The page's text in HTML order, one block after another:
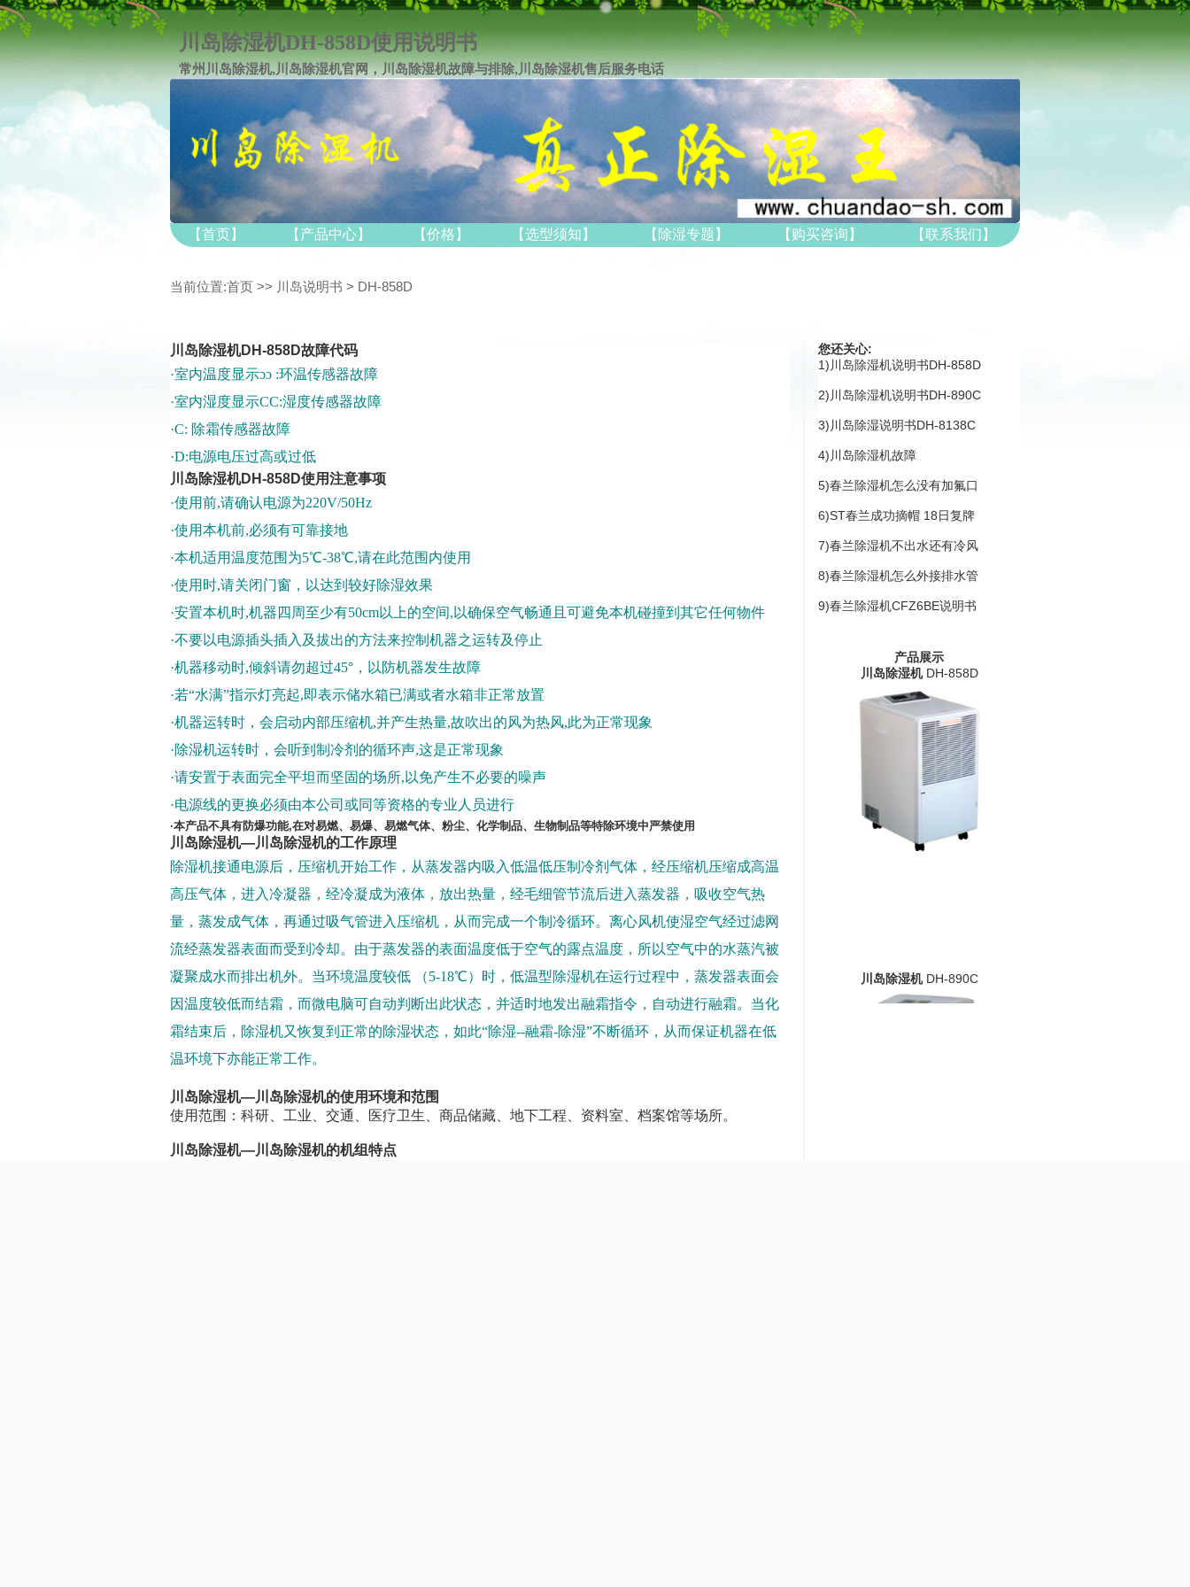
川岛除湿机DH-858D使用说明书
常州川岛除湿机,川岛除湿机官网，川岛除湿机故障与排除,川岛除湿机售后服务电话
【首页】 【产品中心】 【价格】 【选型须知】 【除湿专题】 【购买咨询】 【联系我们】
当前位置:首页 >> 川岛说明书 > DH-858D
川岛除湿机DH-858D故障代码
·室内温度显示ɔɔ :环温传感器故障
·室内湿度显示CC:湿度传感器故障
·C: 除霜传感器故障
·D:电源电压过高或过低
川岛除湿机DH-858D使用注意事项
·使用前,请确认电源为220V/50Hz
·使用本机前,必须有可靠接地
·本机适用温度范围为5℃-38℃,请在此范围内使用
·使用时,请关闭门窗，以达到较好除湿效果
·安置本机时,机器四周至少有50cm以上的空间,以确保空气畅通且可避免本机碰撞到其它任何物件
·不要以电源插头插入及拔出的方法来控制机器之运转及停止
·机器移动时,倾斜请勿超过45°，以防机器发生故障
·若“水满”指示灯亮起,即表示储水箱已满或者水箱非正常放置
·机器运转时，会启动内部压缩机,并产生热量,故吹出的风为热风,此为正常现象
·除湿机运转时，会听到制冷剂的循环声,这是正常现象
·请安置于表面完全平坦而坚固的场所,以免产生不必要的噪声
·电源线的更换必须由本公司或同等资格的专业人员进行
·本产品不具有防爆功能,在对易燃、易爆、易燃气体、粉尘、化学制品、生物制品等特除环境中严禁使用
川岛除湿机—川岛除湿机的工作原理
除湿机接通电源后，压缩机开始工作，从蒸发器内吸入低温低压制冷剂气体，经压缩机压缩成高温
高压气体，进入冷凝器，经冷凝成为液体，放出热量，经毛细管节流后进入蒸发器，吸收空气热
量，蒸发成气体，再通过吸气管进入压缩机，从而完成一个制冷循环。离心风机使湿空气经过滤网
流经蒸发器表面而受到冷却。由于蒸发器的表面温度低于空气的露点温度，所以空气中的水蒸汽被
凝聚成水而排出机外。当环境温度较低 （5-18℃）时，低温型除湿机在运行过程中，蒸发器表面会
因温度较低而结霜，而微电脑可自动判断出此状态，并适时地发出融霜指令，自动进行融霜。当化
霜结束后，除湿机又恢复到正常的除湿状态，如此“除湿--融霜-除湿”不断循环，从而保证机器在低
温环境下亦能正常工作。
川岛除湿机—川岛除湿机的使用环境和范围
使用范围：科研、工业、交通、医疗卫生、商品储藏、地下工程、资料室、档案馆等场所。
川岛除湿机—川岛除湿机的机组特点
您还关心:
1) 川岛除湿机说明书DH-858D
2) 川岛除湿机说明书DH-890C
3) 川岛除湿说明书DH-8138C
4) 川岛除湿机故障
5)春兰除湿机怎么没有加氟口
6)ST春兰成功摘帽 18日复牌
7)春兰除湿机不出水还有冷风
8)春兰除湿机怎么外接排水管
9)春兰除湿机CFZ6BE说明书
产品展示
川岛除湿机 DH-858D
川岛除湿机 DH-890C